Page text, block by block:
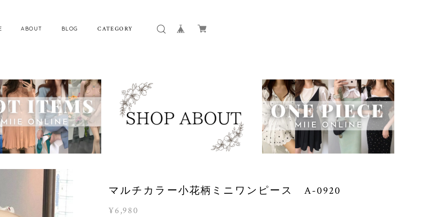
ABOUT BLOG CATEGORY
マルチカラー小花柄ミニワンピース A-0920
¥6,980